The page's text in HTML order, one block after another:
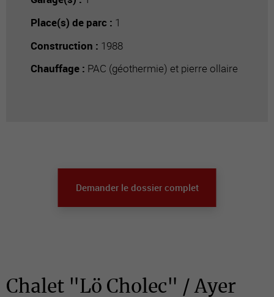
Place(s) de parc : 1
Construction : 1988
Chauffage : PAC (géothermie) et pierre ollaire
Chalet "Lö Cholec" / Ayer
Demander le dossier complet